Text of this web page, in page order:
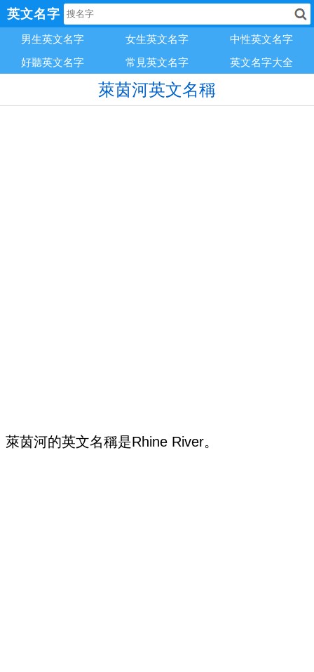
英文名字
男生英文名字 女生英文名字
中性英文名字
好聽英文名字
常見英文名字 英文名字大全
萊茵河英文名稱
萊茵河的英文名稱是Rhine River。